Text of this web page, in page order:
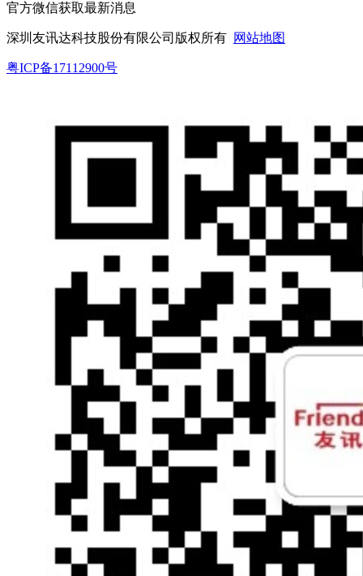
官方微信获取最新消息
深圳友讯达科技股份有限公司版权所有 网站地图
粤ICP备17112900号